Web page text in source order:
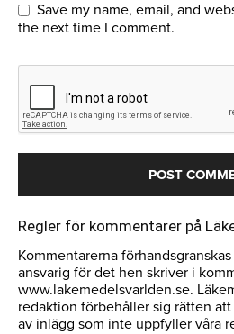
Save my name, email, and
the next time I comment.
Regler för kommentarer på
Kommentarerna
ansvarig för det hen skriver i
www.lakemedelsvarlden.se.
redaktion förbehåller sig rätten
av inlägg som inte uppfyller våra